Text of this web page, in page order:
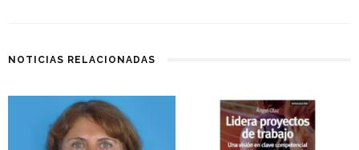
NOTICIAS RELACIONADAS